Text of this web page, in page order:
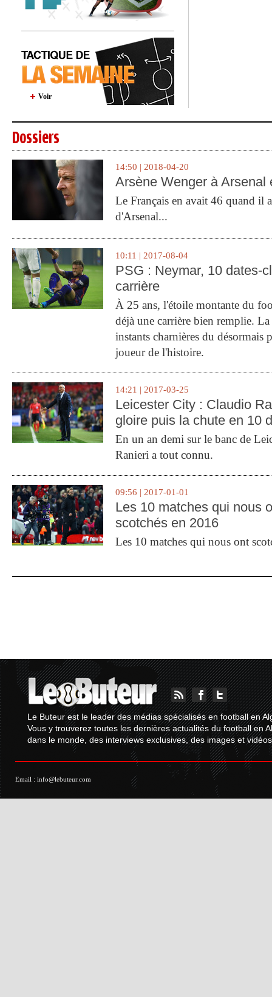
Voir
Dossiers
14:50 | 2018-04-20
Arsène Wenger à Arsenal
Le Français en avait 46 quand il
d'Arsenal...
10:11 | 2017-08-04
PSG : Neymar, 10 dates-
carrière
À 25 ans, l'étoile montante du
déjà une carrière bien remplie.
instants charnières du désormais
joueur de l'histoire.
14:21 | 2017-03-25
Leicester City : Claudio
gloire puis la chute en 10
En un an demi sur le banc de
Ranieri a tout connu.
09:56 | 2017-01-01
Les 10 matches qui nous
scotchés en 2016
Les 10 matches qui nous ont
Le Buteur est le leader des médias spécialisés en football en
Vous y trouverez toutes les dernières actualités du football en
dans le monde, des interviews exclusives, des images et
Email : info@lebuteur.com